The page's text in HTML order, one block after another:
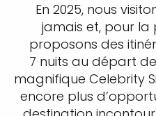
En 2025, nous
jamais et, pour la
proposons des
7 nuits au départ
magnifique Celebrity
encore plus